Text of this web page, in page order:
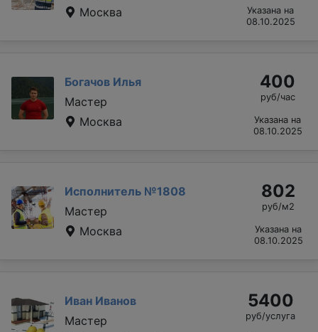
Москва
Указана на
08.10.2025
Богачов Илья
Мастер
Москва
400
руб/час
Указана на
08.10.2025
Исполнитель №1808
Мастер
Москва
802
руб/м2
Указана на
08.10.2025
Иван Иванов
Мастер
5400
руб/услуга